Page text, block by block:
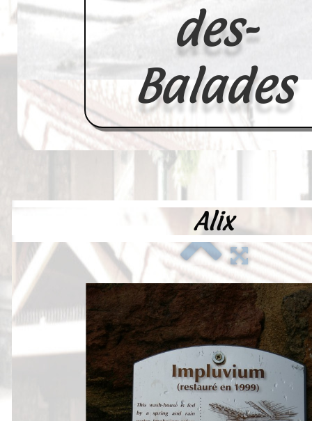
des-
Balades
France
Europe
Videos--Lavoirs
Un Peu d'Histoire
Outils-des-Lavandières
Cartes Postales-Anciennes et
Peintures
Alix